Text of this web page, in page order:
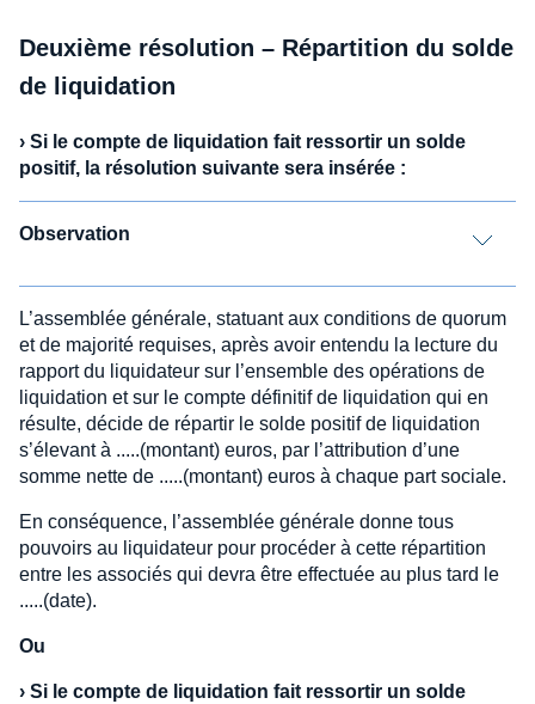
Deuxième résolution – Répartition du solde
de liquidation
› Si le compte de liquidation fait ressortir un solde
positif, la résolution suivante sera insérée :
Observation
L’assemblée générale, statuant aux conditions de quorum
et de majorité requises, après avoir entendu la lecture du
rapport du liquidateur sur l’ensemble des opérations de
liquidation et sur le compte définitif de liquidation qui en
résulte, décide de répartir le solde positif de liquidation
s’élevant à .....(montant) euros, par l’attribution d’une
somme nette de .....(montant) euros à chaque part sociale.
En conséquence, l’assemblée générale donne tous
pouvoirs au liquidateur pour procéder à cette répartition
entre les associés qui devra être effectuée au plus tard le
.....(date).
Ou
› Si le compte de liquidation fait ressortir un solde